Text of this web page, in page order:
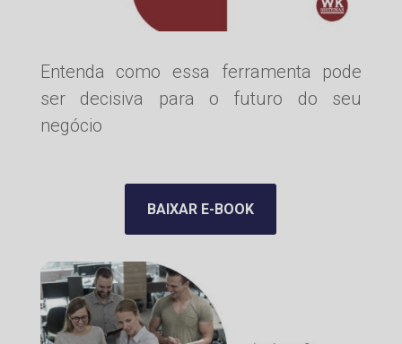
Entenda como essa ferramenta pode
ser decisiva para o futuro do seu
negócio
BAIXAR E-BOOK